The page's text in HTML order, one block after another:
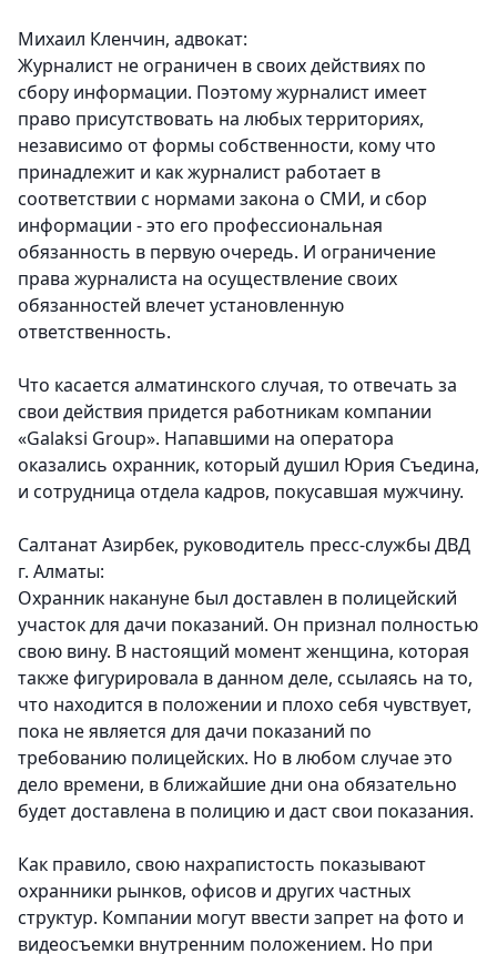
Михаил Кленчин, адвокат:
Журналист не ограничен в своих действиях по
сбору информации. Поэтому журналист имеет
право присутствовать на любых территориях,
независимо от формы собственности, кому что
принадлежит и как журналист работает в
соответствии с нормами закона о СМИ, и сбор
информации - это его профессиональная
обязанность в первую очередь. И ограничение
права журналиста на осуществление своих
обязанностей влечет установленную
ответственность.
Что касается алматинского случая, то отвечать за
свои действия придется работникам компании
«Galaksi Group». Напавшими на оператора
оказались охранник, который душил Юрия Съедина,
и сотрудница отдела кадров, покусавшая мужчину.
Салтанат Азирбек, руководитель пресс-службы ДВД
г. Алматы:
Охранник накануне был доставлен в полицейский
участок для дачи показаний. Он признал полностью
свою вину. В настоящий момент женщина, которая
также фигурировала в данном деле, ссылаясь на то,
что находится в положении и плохо себя чувствует,
пока не является для дачи показаний по
требованию полицейских. Но в любом случае это
дело времени, в ближайшие дни она обязательно
будет доставлена в полицию и даст свои показания.
Как правило, свою нахрапистость показывают
охранники рынков, офисов и других частных
структур. Компании могут ввести запрет на фото и
видеосъемки внутренним положением. Но при